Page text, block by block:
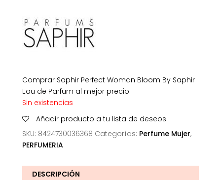
Comprar Saphir Perfect Woman Bloom By Saphir
Eau de Parfum al mejor precio.
Sin existencias
Añadir producto a tu lista de deseos
SKU: 8424730036368 Categorías: Perfume Mujer,
PERFUMERIA
DESCRIPCIÓN